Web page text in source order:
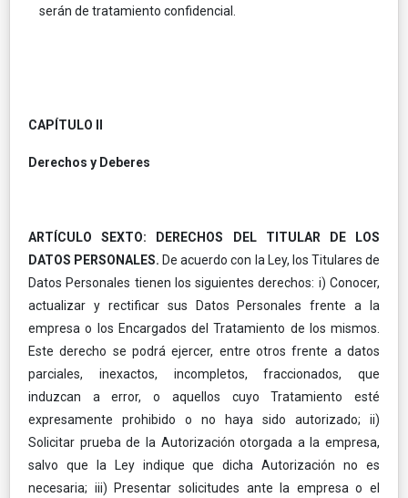
serán de tratamiento confidencial.
CAPÍTULO II
Derechos y Deberes
ARTÍCULO SEXTO: DERECHOS DEL TITULAR DE LOS
DATOS PERSONALES. De acuerdo con la Ley, los Titulares de
Datos Personales tienen los siguientes derechos: i) Conocer,
actualizar y rectificar sus Datos Personales frente a la
empresa o los Encargados del Tratamiento de los mismos.
Este derecho se podrá ejercer, entre otros frente a datos
parciales, inexactos, incompletos, fraccionados, que
induzcan a error, o aquellos cuyo Tratamiento esté
expresamente prohibido o no haya sido autorizado; ii)
Solicitar prueba de la Autorización otorgada a la empresa,
salvo que la Ley indique que dicha Autorización no es
necesaria; iii) Presentar solicitudes ante la empresa o el